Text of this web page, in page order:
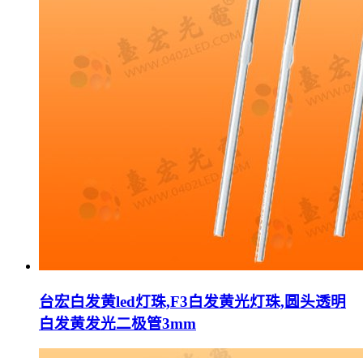
台宏白发黄led灯珠,F3白发黄光灯珠,圆头透明
白发黄发光二极管3mm